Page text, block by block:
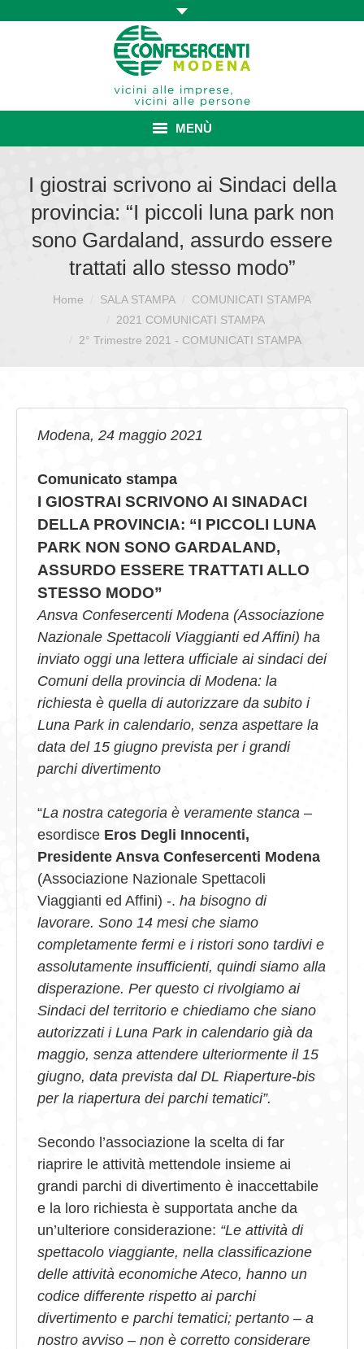
MENÙ
ASSOCIAZIONE
ISCRIZIONE E VANTAGGI
CATEGORIE SINDACALI
COMUNICATI E NEWS
I giostrai scrivono ai Sindaci della
provincia: “I piccoli luna park non
sono Gardaland, assurdo essere
trattati allo stesso modo”
Sei qui:Home SALA STAMPA
COMUNICATI STAMPA
2021 COMUNICATI STAMPA
2° Trimestre 2021 - COMUNICATI STAMPA
Modena, 24 maggio 2021
Comunicato stampa
I GIOSTRAI SCRIVONO AI SINADACI
DELLA PROVINCIA: “I PICCOLI LUNA
PARK NON SONO GARDALAND,
ASSURDO ESSERE TRATTATI ALLO
STESSO MODO”
Ansva Confesercenti Modena (Associazione
Nazionale Spettacoli Viaggianti ed Affini) ha
inviato oggi una lettera ufficiale ai sindaci dei
Comuni della provincia di Modena: la
richiesta è quella di autorizzare da subito i
Luna Park in calendario, senza aspettare la
data del 15 giugno prevista per i grandi
parchi divertimento
“La nostra categoria è veramente stanca –
esordisce Eros Degli Innocenti,
Presidente Ansva Confesercenti Modena
(Associazione Nazionale Spettacoli
Viaggianti ed Affini) -. ha bisogno di
lavorare. Sono 14 mesi che siamo
completamente fermi e i ristori sono tardivi e
assolutamente insufficienti, quindi siamo alla
disperazione. Per questo ci rivolgiamo ai
Sindaci del territorio e chiediamo che siano
autorizzati i Luna Park in calendario già da
maggio, senza attendere ulteriormente il 15
giugno, data prevista dal DL Riaperture-bis
per la riapertura dei parchi tematici”.
Secondo l’associazione la scelta di far
riaprire le attività mettendole insieme ai
grandi parchi di divertimento è inaccettabile
e la loro richiesta è supportata anche da
un’ulteriore considerazione: “Le attività di
spettacolo viaggiante, nella classificazione
delle attività economiche Ateco, hanno un
codice differente rispetto ai parchi
divertimento e parchi tematici; pertanto – a
nostro avviso – non è corretto considerare